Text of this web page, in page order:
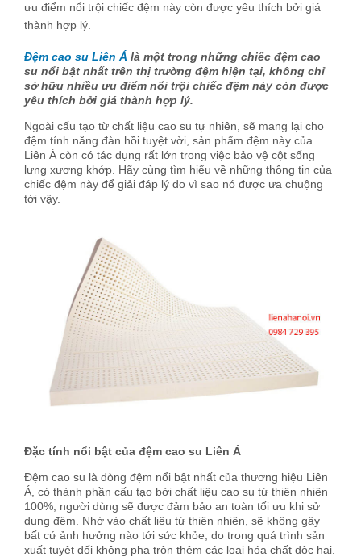
ưu điểm nổi trội chiếc đệm này còn được yêu thích bởi giá
thành hợp lý.
Đệm cao su Liên Á là một trong những chiếc đệm cao
su nổi bật nhất trên thị trường đệm hiện tại, không chỉ
sở hữu nhiều ưu điểm nổi trội chiếc đệm này còn được
yêu thích bởi giá thành hợp lý.
Ngoài cấu tạo từ chất liệu cao su tự nhiên, sẽ mang lại cho
đệm tính năng đàn hồi tuyệt vời, sản phẩm đệm này của
Liên Á còn có tác dụng rất lớn trong việc bảo vệ cột sống
lưng xương khớp. Hãy cùng tìm hiểu về những thông tin của
chiếc đệm này để giải đáp lý do vì sao nó được ưa chuộng
tới vậy.
Đặc tính nổi bật của đệm cao su Liên Á
Đệm cao su là dòng đệm nổi bật nhất của thương hiệu Liên
Á, có thành phần cấu tạo bởi chất liệu cao su từ thiên nhiên
100%, người dùng sẽ được đảm bảo an toàn tối ưu khi sử
dụng đệm. Nhờ vào chất liệu từ thiên nhiên, sẽ không gây
bất cứ ảnh hưởng nào tới sức khỏe, do trong quá trình sản
xuất tuyệt đối không pha trộn thêm các loại hóa chất độc hại.